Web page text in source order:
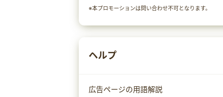
※本プロモーションは問い合わせ不可となります。
ヘルプ
広告ページの用語解説